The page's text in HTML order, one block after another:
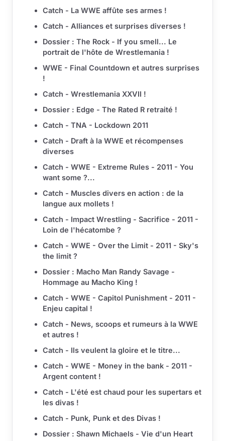
Catch - La WWE affûte ses armes !
Catch - Alliances et surprises diverses !
Dossier : The Rock - If you smell... Le
portrait de l'hôte de Wrestlemania !
WWE - Final Countdown et autres surprises
!
Catch - Wrestlemania XXVII !
Dossier : Edge - The Rated R retraité !
Catch - TNA - Lockdown 2011
Catch - Draft à la WWE et récompenses
diverses
Catch - WWE - Extreme Rules - 2011 - You
want some ?...
Catch - Muscles divers en action : de la
langue aux mollets !
Catch - Impact Wrestling - Sacrifice - 2011 -
Loin de l'hécatombe ?
Catch - WWE - Over the Limit - 2011 - Sky's
the limit ?
Dossier : Macho Man Randy Savage -
Hommage au Macho King !
Catch - WWE - Capitol Punishment - 2011 -
Enjeu capital !
Catch - News, scoops et rumeurs à la WWE
et autres !
Catch - Ils veulent la gloire et le titre...
Catch - WWE - Money in the bank - 2011 -
Argent content !
Catch - L'été est chaud pour les supertars et
les divas !
Catch - Punk, Punk et des Divas !
Dossier : Shawn Michaels - Vie d'un Heart